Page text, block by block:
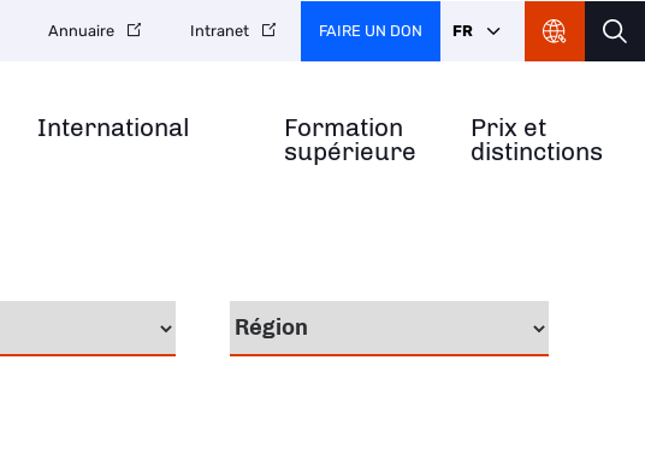
International
Formation
supérieure
Prix et
distinctions
Annuaire Intranet FAIRE UN DON FR